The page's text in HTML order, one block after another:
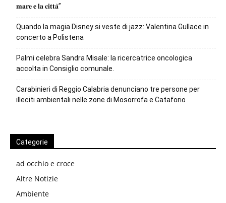
𝐦𝐚𝐫𝐞 𝐞 𝐥𝐚 𝐜𝐢𝐭𝐭𝐚̀”
Quando la magia Disney si veste di jazz: Valentina Gullace in
concerto a Polistena
Palmi celebra Sandra Misale: la ricercatrice oncologica
accolta in Consiglio comunale.
Carabinieri di Reggio Calabria denunciano tre persone per
illeciti ambientali nelle zone di Mosorrofa e Cataforio
Categorie
ad occhio e croce
Altre Notizie
Ambiente